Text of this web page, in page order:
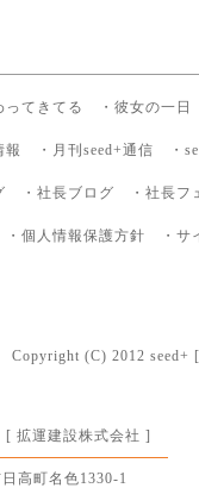
ってきてる
・彼女の一日
報 ・月刊seed+通信
・
・社長ブログ
・社長
・個人情報保護方針 ・サ
Copyright (C) 2012
拡運建設株式会社 ]
高町名色1330-1